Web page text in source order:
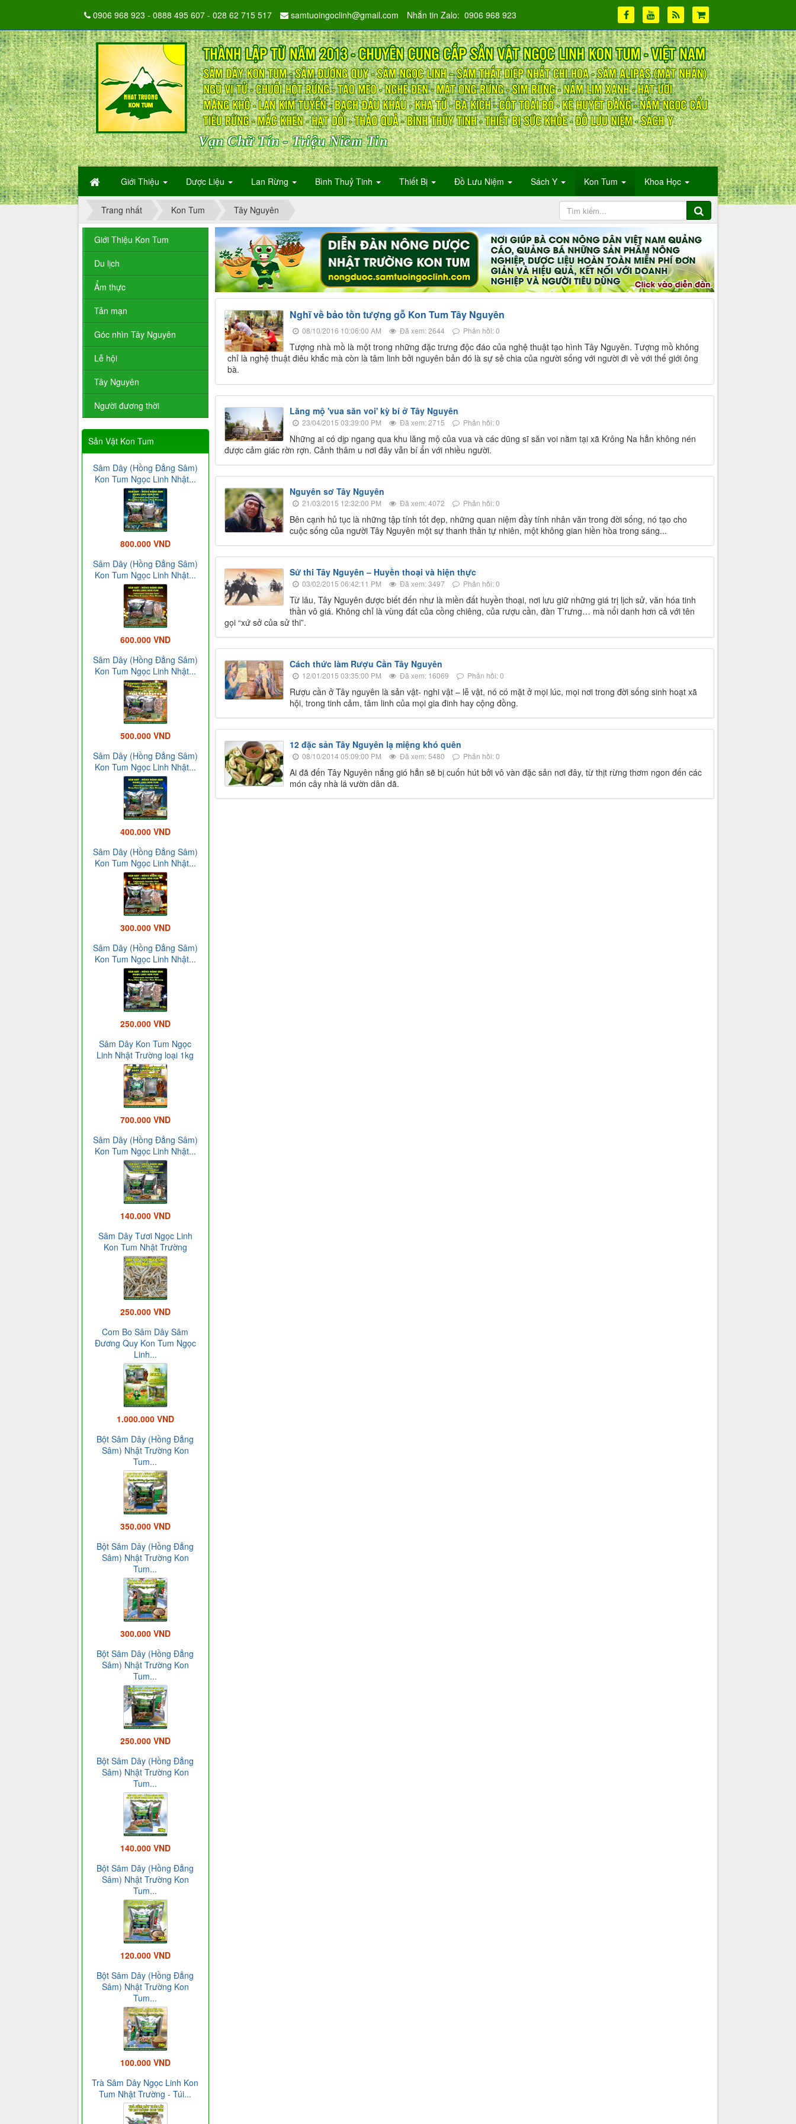
Vạn Chữ Tín - Triệu Niềm Tin
Giới Thiệu Dược Liệu Lan Rừng Bình Thuỷ Tinh Thiết Bị Đồ Lưu Niệm Sách Y Kon Tum Khoa Học
0906 968 923 - 0888 495 607 - 028 62 715 517 samtuoingoclinh@gmail.com Nhắn tin Zalo: 0906 968 923
Trang nhất Kon Tum Tây Nguyên
Nghĩ về bảo tồn tượng gỗ Kon Tum Tây Nguyên
08/10/2016 10:06:00 AM Đã xem: 2644 Phản hồi: 0
Tượng nhà mồ là một trong những đặc trưng độc đáo của nghệ thuật tạo hình Tây Nguyên. Tượng mồ không
chỉ là nghệ thuật điêu khắc mà còn là tâm linh bởi nguyên bản đó là sự sẻ chia của người sống với người đi về với thế giới ông
bà.
Lăng mộ 'vua săn voi' kỳ bí ở Tây Nguyên
23/04/2015 03:39:00 PM Đã xem: 2715 Phản hồi: 0
Những ai có dịp ngang qua khu lăng mộ của vua và các dũng sĩ săn voi nằm tại xã Krông Na hẳn không nén
được cảm giác rờn rợn. Cảnh thâm u nơi đây vẫn bí ẩn với nhiều người.
Nguyên sơ Tây Nguyên
21/03/2015 12:32:00 PM Đã xem: 4072 Phản hồi: 0
Bên cạnh hủ tục là những tập tính tốt đẹp, những quan niệm đầy tính nhân văn trong đời sống, nó tạo cho
cuộc sống của người Tây Nguyên một sự thanh thản tự nhiên, một không gian hiền hòa trong sáng...
Sử thi Tây Nguyên – Huyền thoại và hiện thực
03/02/2015 06:42:11 PM Đã xem: 3497 Phản hồi: 0
Từ lâu, Tây Nguyên được biết đến như là miền đất huyền thoại, nơi lưu giữ những giá trị lịch sử, văn hóa tinh
thần vô giá. Không chỉ là vùng đất của cồng chiêng, của rượu cần, đàn T’rưng… mà nổi danh hơn cả với tên
gọi “xứ sở của sử thi”.
Cách thức làm Rượu Cần Tây Nguyên
12/01/2015 03:35:00 PM Đã xem: 16069 Phản hồi: 0
Rượu cần ở Tây nguyên là sản vật- nghi vật – lễ vật, nó có mặt ở mọi lúc, mọi nơi trong đời sống sinh hoạt xã
hội, trong tinh cảm, tâm linh của mọi gia đinh hay cộng đồng.
12 đặc sản Tây Nguyên lạ miệng khó quên
08/10/2014 05:09:00 PM Đã xem: 5480 Phản hồi: 0
Ai đã đến Tây Nguyên nắng gió hẳn sẽ bị cuốn hút bởi vô vàn đặc sản nơi đây, từ thịt rừng thơm ngon đến các
món cây nhà lá vườn dân dã.
Giới Thiệu Kon Tum
Du lịch
Ẩm thực
Tản mạn
Góc nhìn Tây Nguyên
Lễ hội
Tây Nguyên
Người đương thời
Sản Vật Kon Tum
Sâm Dây (Hồng Đẳng Sâm)
Kon Tum Ngọc Linh Nhật...
800.000 VND
Sâm Dây (Hồng Đẳng Sâm)
Kon Tum Ngọc Linh Nhật...
600.000 VND
Sâm Dây (Hồng Đẳng Sâm)
Kon Tum Ngọc Linh Nhật...
500.000 VND
Sâm Dây (Hồng Đẳng Sâm)
Kon Tum Ngọc Linh Nhật...
400.000 VND
Sâm Dây (Hồng Đẳng Sâm)
Kon Tum Ngọc Linh Nhật...
300.000 VND
Sâm Dây (Hồng Đẳng Sâm)
Kon Tum Ngọc Linh Nhật...
250.000 VND
Sâm Dây Kon Tum Ngọc
Linh Nhật Trường loại 1kg
700.000 VND
Sâm Dây (Hồng Đẳng Sâm)
Kon Tum Ngọc Linh Nhật...
140.000 VND
Sâm Dây Tươi Ngọc Linh
Kon Tum Nhật Trường
250.000 VND
Com Bo Sâm Dây Sâm
Đương Quy Kon Tum Ngọc
Linh...
1.000.000 VND
Bột Sâm Dây (Hồng Đẳng
Sâm) Nhật Trường Kon
Tum...
350.000 VND
Bột Sâm Dây (Hồng Đẳng
Sâm) Nhật Trường Kon
Tum...
300.000 VND
Bột Sâm Dây (Hồng Đẳng
Sâm) Nhật Trường Kon
Tum...
250.000 VND
Bột Sâm Dây (Hồng Đẳng
Sâm) Nhật Trường Kon
Tum...
140.000 VND
Bột Sâm Dây (Hồng Đẳng
Sâm) Nhật Trường Kon
Tum...
120.000 VND
Bột Sâm Dây (Hồng Đẳng
Sâm) Nhật Trường Kon
Tum...
100.000 VND
Trà Sâm Dây Ngọc Linh Kon
Tum Nhật Trường - Túi...